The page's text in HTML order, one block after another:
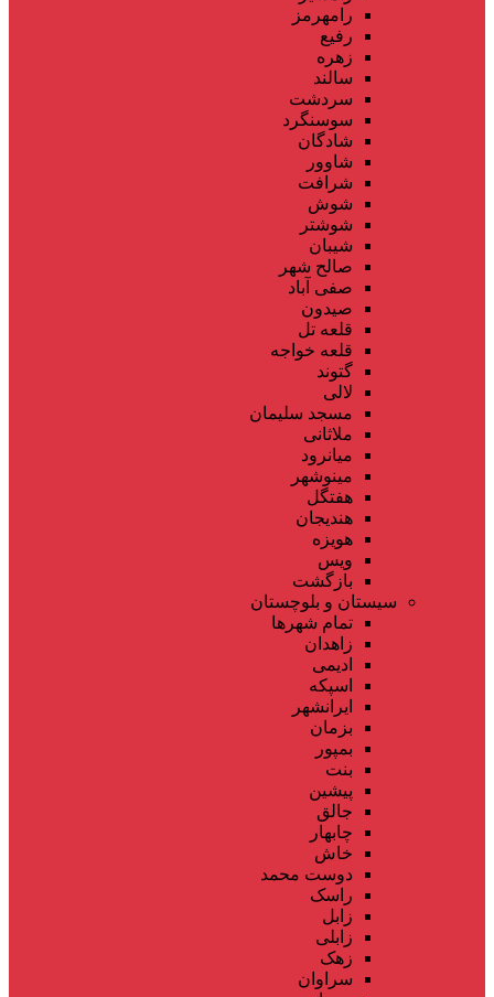
رامهرمز
رفیع
زهره
سالند
سردشت
سوسنگرد
شادگان
شاوور
شرافت
شوش
شوشتر
شیبان
صالح شهر
صفی آباد
صیدون
قلعه تل
قلعه خواجه
گتوند
لالی
مسجد سلیمان
ملاثانی
میانرود
مینوشهر
هفتگل
هندیجان
هویزه
ویس
بازگشت
سیستان و بلوچستان
تمام شهر‌ها
زاهدان
ادیمی
اسپکه
ایرانشهر
بزمان
بمپور
بنت
پیشین
جالق
چابهار
خاش
دوست محمد
راسک
زابل
زابلی
زهک
سراوان